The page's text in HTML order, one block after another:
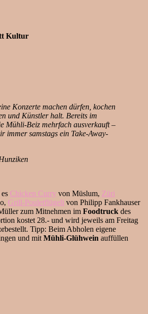
Kultur
Konzerte machen dürfen, kochen
und Künstler halt. Bereits im
Mühli-Beiz mehrfach ausverkauft –
immer samstags ein Take-Away-
Chicken Curry von Müslum, Züri
Grill-Pouletflügeli von Philipp Fankhauser
zum Mitnehmen im Foodtruck des
kostet 28.- und wird jeweils am Freitag
Tipp: Beim Abholen eigene
und mit Mühli-Glühwein auffüllen